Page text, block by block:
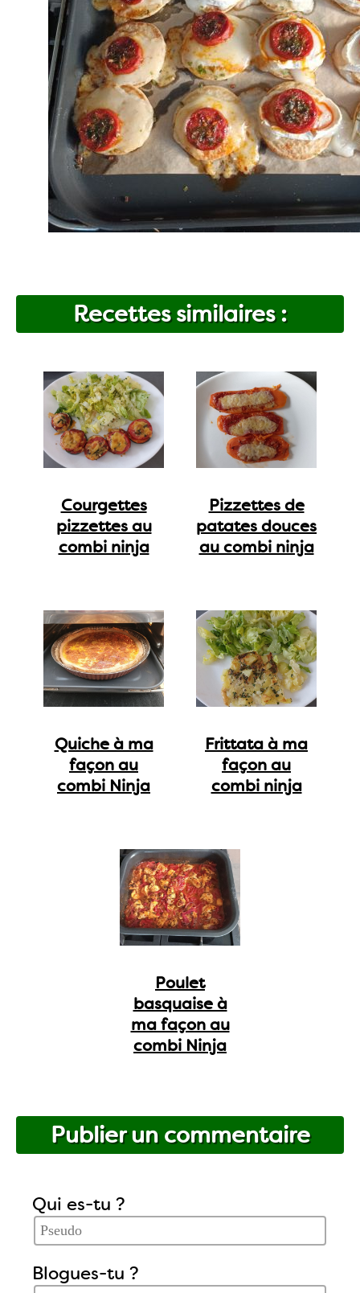
Recettes similaires :
Courgettes
pizzettes au
combi ninja
Pizzettes de
patates douces
au combi ninja
Quiche à ma
façon au
combi Ninja
Frittata à ma
façon au
combi ninja
Poulet
basquaise à
ma façon au
combi Ninja
Publier un commentaire
Qui es-tu ?
Blogues-tu ?